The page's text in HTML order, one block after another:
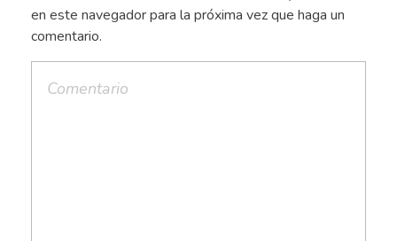
en este navegador para la próxima vez que haga un
comentario.